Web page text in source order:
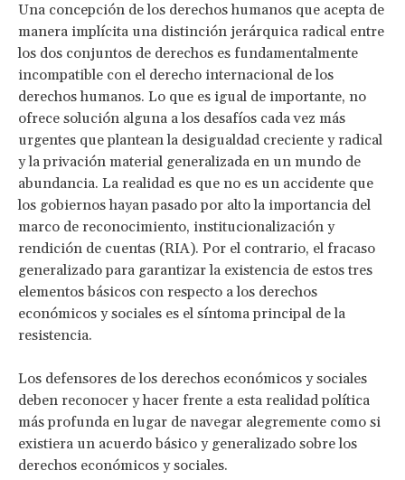
Una concepción de los derechos humanos que acepta de
manera implícita una distinción jerárquica radical entre
los dos conjuntos de derechos es fundamentalmente
incompatible con el derecho internacional de los
derechos humanos. Lo que es igual de importante, no
ofrece solución alguna a los desafíos cada vez más
urgentes que plantean la desigualdad creciente y radical
y la privación material generalizada en un mundo de
abundancia. La realidad es que no es un accidente que
los gobiernos hayan pasado por alto la importancia del
marco de reconocimiento, institucionalización y
rendición de cuentas (RIA). Por el contrario, el fracaso
generalizado para garantizar la existencia de estos tres
elementos básicos con respecto a los derechos
económicos y sociales es el síntoma principal de la
resistencia.
Los defensores de los derechos económicos y sociales
deben reconocer y hacer frente a esta realidad política
más profunda en lugar de navegar alegremente como si
existiera un acuerdo básico y generalizado sobre los
derechos económicos y sociales.